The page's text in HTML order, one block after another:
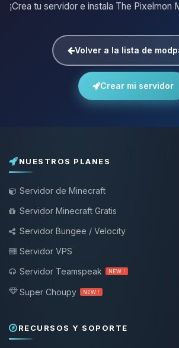
¡Crea tu servidor e instala The Pixelmon
Volver a la lista de
Crear mi servidor
NUESTROS PLANES
Servidor de Minecraft
Servidor Minecraft Gratis
Servidor Bungee / Velocity
Servidor VPS
Servidor Teamspeak
NEW !
Super Choupy NEW !
RECURSOS Y SOPORTE